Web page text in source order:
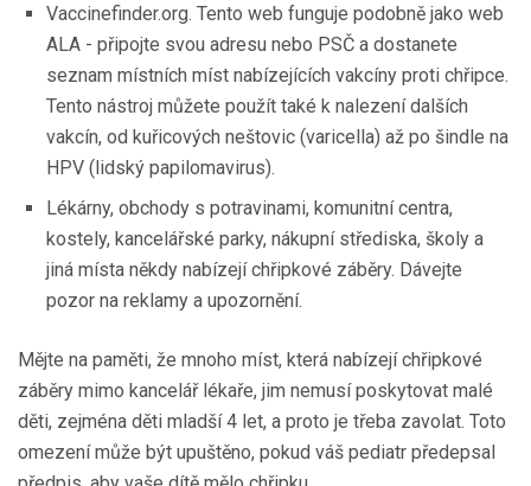
Vaccinefinder.org. Tento web funguje podobně jako web
ALA - připojte svou adresu nebo PSČ a dostanete
seznam místních míst nabízejících vakcíny proti chřipce.
Tento nástroj můžete použít také k nalezení dalších
vakcín, od kuřicových neštovic (varicella) až po šindle na
HPV (lidský papilomavirus).
Lékárny, obchody s potravinami, komunitní centra,
kostely, kancelářské parky, nákupní střediska, školy a
jiná místa někdy nabízejí chřipkové záběry. Dávejte
pozor na reklamy a upozornění.
Mějte na paměti, že mnoho míst, která nabízejí chřipkové
záběry mimo kancelář lékaře, jim nemusí poskytovat malé
děti, zejména děti mladší 4 let, a proto je třeba zavolat. Toto
omezení může být upuštěno, pokud váš pediatr předepsal